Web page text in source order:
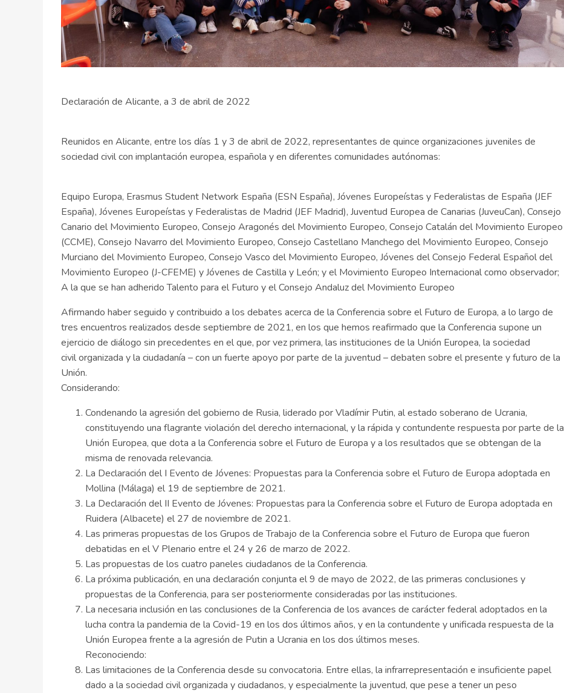
Declaración de Alicante, a 3 de abril de 2022
Reunidos en Alicante, entre los días 1 y 3 de abril de 2022, representantes de quince organizaciones juveniles de
sociedad civil con implantación europea, española y en diferentes comunidades autónomas:
Equipo Europa, Erasmus Student Network España (ESN España), Jóvenes Europeístas y Federalistas de España (JEF
España), Jóvenes Europeístas y Federalistas de Madrid (JEF Madrid), Juventud Europea de Canarias (JuveuCan), Consejo
Canario del Movimiento Europeo, Consejo Aragonés del Movimiento Europeo, Consejo Catalán del Movimiento Europeo
(CCME), Consejo Navarro del Movimiento Europeo, Consejo Castellano Manchego del Movimiento Europeo, Consejo
Murciano del Movimiento Europeo, Consejo Vasco del Movimiento Europeo, Jóvenes del Consejo Federal Español del
Movimiento Europeo (J-CFEME) y Jóvenes de Castilla y León; y el Movimiento Europeo Internacional como observador;
A la que se han adherido Talento para el Futuro y el Consejo Andaluz del Movimiento Europeo
Afirmando haber seguido y contribuido a los debates acerca de la Conferencia sobre el Futuro de Europa, a lo largo de
tres encuentros realizados desde septiembre de 2021, en los que hemos reafirmado que la Conferencia supone un
ejercicio de diálogo sin precedentes en el que, por vez primera, las instituciones de la Unión Europea, la sociedad
civil organizada y la ciudadanía – con un fuerte apoyo por parte de la juventud – debaten sobre el presente y futuro de la
Unión.
Considerando:
Condenando la agresión del gobierno de Rusia, liderado por Vladímir Putin, al estado soberano de Ucrania,
constituyendo una flagrante violación del derecho internacional, y la rápida y contundente respuesta por parte de la
Unión Europea, que dota a la Conferencia sobre el Futuro de Europa y a los resultados que se obtengan de la
misma de renovada relevancia.
La Declaración del I Evento de Jóvenes: Propuestas para la Conferencia sobre el Futuro de Europa adoptada en
Mollina (Málaga) el 19 de septiembre de 2021.
La Declaración del II Evento de Jóvenes: Propuestas para la Conferencia sobre el Futuro de Europa adoptada en
Ruidera (Albacete) el 27 de noviembre de 2021.
Las primeras propuestas de los Grupos de Trabajo de la Conferencia sobre el Futuro de Europa que fueron
debatidas en el V Plenario entre el 24 y 26 de marzo de 2022.
Las propuestas de los cuatro paneles ciudadanos de la Conferencia.
La próxima publicación, en una declaración conjunta el 9 de mayo de 2022, de las primeras conclusiones y
propuestas de la Conferencia, para ser posteriormente consideradas por las instituciones.
La necesaria inclusión en las conclusiones de la Conferencia de los avances de carácter federal adoptados en la
lucha contra la pandemia de la Covid-19 en los dos últimos años, y en la contundente y unificada respuesta de la
Unión Europea frente a la agresión de Putin a Ucrania en los dos últimos meses.
Reconociendo:
Las limitaciones de la Conferencia desde su convocatoria. Entre ellas, la infrarrepresentación e insuficiente papel
dado a la sociedad civil organizada y ciudadanos, y especialmente la juventud, que pese a tener un peso